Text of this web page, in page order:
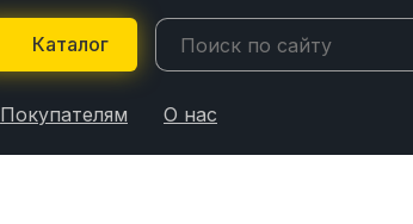
Каталог
Покупателям О нас